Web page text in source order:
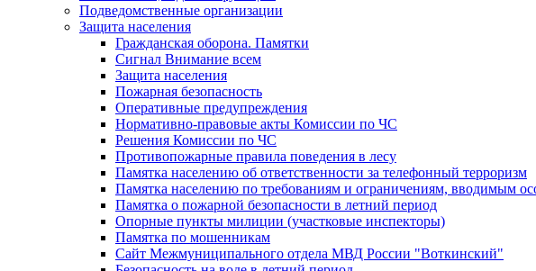
Подведомственные организации
Защита населения
Гражданская оборона. Памятки
Сигнал Внимание всем
Защита населения
Пожарная безопасность
Оперативные предупреждения
Нормативно-правовые акты Комиссии по ЧС
Решения Комиссии по ЧС
Противопожарные правила поведения в лесу
Памятка населению об ответственности за телефонный терроризм
Памятка населению по требованиям и ограничениям, вводимым
Памятка о пожарной безопасности в летний период
Опорные пункты милиции (участковые инспекторы)
Памятка по мошенникам
Сайт Межмуниципального отдела МВД России "Воткинский"